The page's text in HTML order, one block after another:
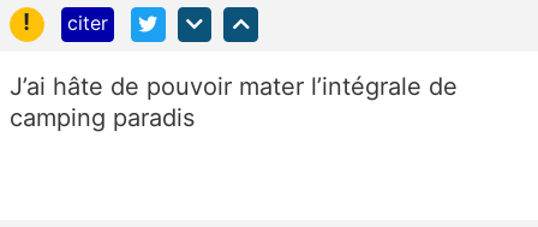
!
citer
J’ai hâte de pouvoir mater l’intégrale de
camping paradis